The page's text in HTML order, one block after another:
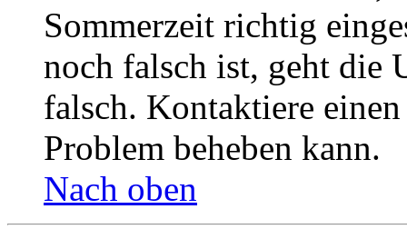
Sommerzeit richtig
noch falsch ist, geht die
falsch. Kontaktiere
Problem beheben kann.
Nach oben